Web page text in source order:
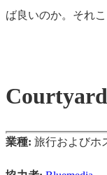
ば良いのか。それ
業種: 旅行およびホ